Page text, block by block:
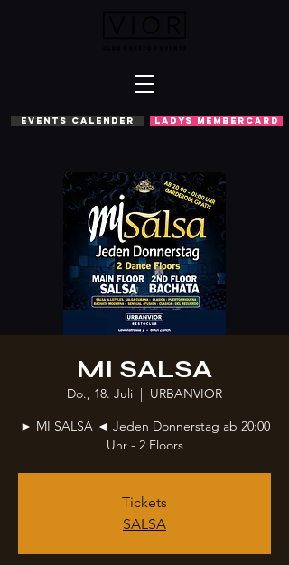
EVENTS CALENDER LADYS MEMBERCARD
MI SALSA
Do., 18. Juli
  |
URBANVIOR
► MI SALSA ◄ Jeden Donnerstag ab 20:00
Uhr - 2 Floors
Tickets
SALSA